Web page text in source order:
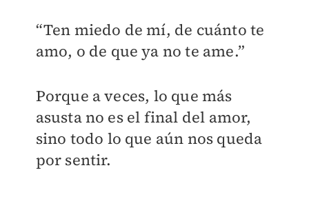
“Ten miedo de mí, de cuánto te
amo, o de que ya no te ame.”
Porque a veces, lo que más
asusta no es el final del amor,
sino todo lo que aún nos queda
por sentir.